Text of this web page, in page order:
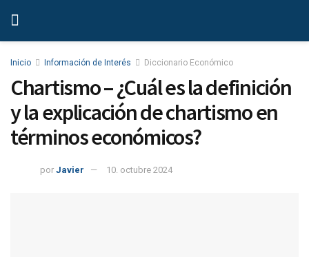
Inicio Información de Interés Diccionario Económico
Chartismo – ¿Cuál es la definición
y la explicación de chartismo en
términos económicos?
por Javier 10. octubre 2024